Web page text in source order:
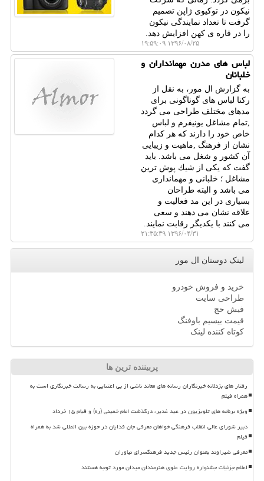
نیكون در توكیوی ژاپن تصمیم
گرفت تا تعداد نمایندگی نیكون
را در قاره ی كهن افزایش دهد.
۱۳۹۶/۰۸/۲۵ ۱۹:۵۹:۰۹
لباس های مدرن مهمانداران و
خلبانان
به گزارش ال مور، به نقل از
ركنا لباس های گوناگونی برای
مدهای مختلف طراحی می گردد
,تمام مشاغل یونیفرم و لباس
خاص خود را دارند كه هر كدام
نشان از فرهنگ ,ماهیت و زیبایی
آن كشور و شغل می باشد. باید
گفت كه یكی از شیك پوش ترین
مشاغل ؛ خلبانی و مهمانداری
می باشد و البته طراحان
بسیاری در این مد فعالیت و
علاقه نشان می دهند و سعی
می كنند با یكدیگر رقابت نمایند.
۱۳۹۶/۰۴/۳۱ ۲۱:۳۵:۳۹
لینک دوستان ال مور
خرید و فروش خودرو
طراحی سایت
فیش حج
قیمت بیسیم باوفنگ
کوتاه کننده لینک
پربیننده ترین ها
رفتار های بزدلانه خبرنگاران رسانه های معاند ناشی از بی اعتنایی به رسالت خبرنگاری است به
همراه فیلم
ویژه برنامه های تلویزیون در عید غدیر، درگذشت امام خمینی (ره) و قیام ۱۵ خرداد
دبیر شورای عالی انقلاب فرهنگی خواهان معرفی جان فدایان در حوزه بین المللی شد به همراه
فیلم
معرفی شیراوند بعنوان رئیس جدید فرهنگسرای نیاوران
اعلام جزئیات جشنواره روایت علوی هنرمندان میدان مورد توجه هستند